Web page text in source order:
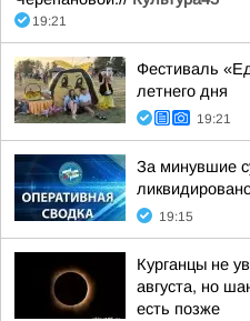
19:21
Фестиваль
летнего дня
19:21
За минувшие
19:15
Курганцы не
августа, но
есть позже